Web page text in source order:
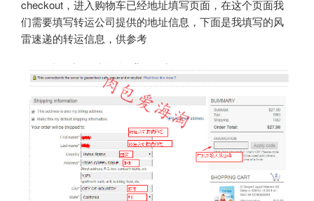
checkout，进入购物车已经地址填写页面，在这个页面我
们需要填写转运公司提供的地址信息，下面是我填写的风
雷速递的转运信息，供参考